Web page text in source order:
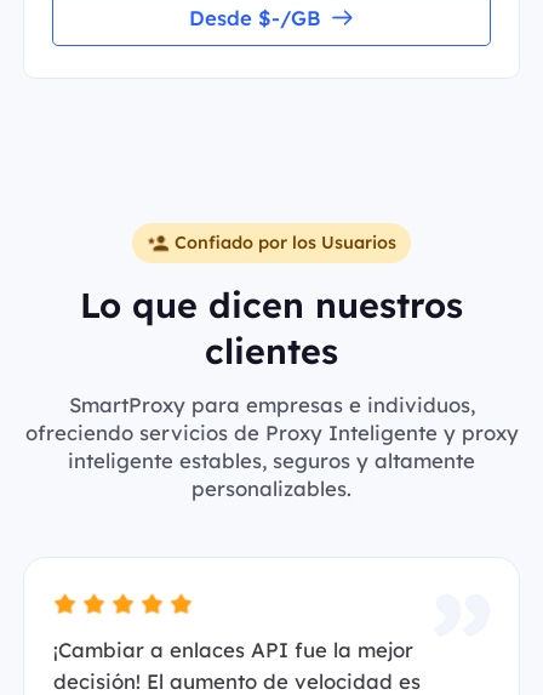
Desde $-/GB
Confiado por los Usuarios
Lo que dicen nuestros
clientes
SmartProxy para empresas e individuos,
ofreciendo servicios de Proxy Inteligente y proxy
inteligente estables, seguros y altamente
personalizables.
¡Cambiar a enlaces API fue la mejor
decisión! El aumento de velocidad es